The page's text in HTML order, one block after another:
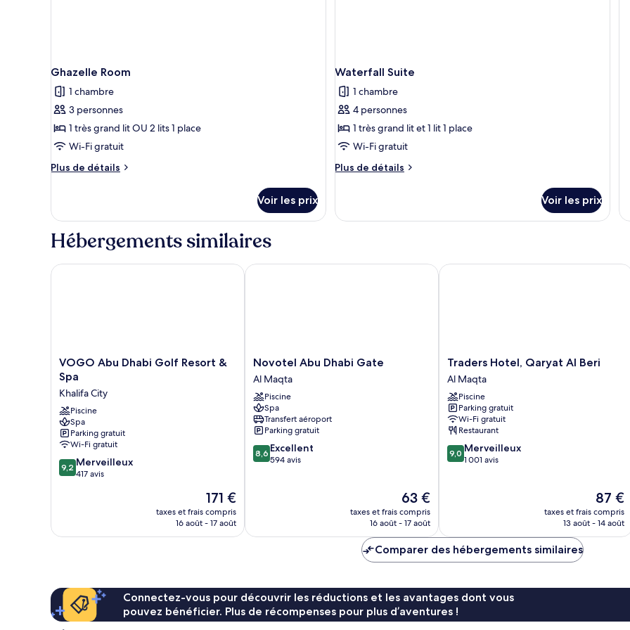
Ghazelle Room
1 chambre
3 personnes
1 très grand lit OU 2 lits 1 place
Wi-Fi gratuit
Plus de détails
Plus
le
type
de
Ghazelle
Voir les prix
Waterfall Suite
1 chambre
4 personnes
1 très grand lit et 1 lit 1 place
Wi-Fi gratuit
Plus de détails
Plus
le
Waterfall
Voir les prix
Hébergements similaires
VOGO
Abu
Dhabi
Golf
Resort
&
Spa
Khalifa
City
VOGO Abu Dhabi Golf Resort &
Spa
Khalifa City
Piscine
Spa
Parking gratuit
Wi-Fi gratuit
9.2
sur
9,2 Merveilleux
417 avis
Le
nouveau
prix
171 €
taxes et frais compris
16 août - 17 août
VOGO Abu Dhabi Golf Resort & Spa
Novotel
Abu
Dhabi
Gate
Al
Maqta
Novotel Abu Dhabi Gate
Al Maqta
Piscine
Spa
Transfert aéroport
Parking gratuit
8.6
sur
8,6 Excellent
594 avis
Le
nouveau
prix
de
63 €
63 €
taxes et frais compris
16 août - 17 août
Novotel Abu Dhabi Gate
Traders
Hotel,
Qaryat
Al
Beri
Al
Maqta
Traders Hotel, Qaryat Al Beri
Al Maqta
Piscine
Parking gratuit
Wi-Fi gratuit
Restaurant
9.0
sur
9,0 Merveilleux
1 001 avis
Le
nouveau
prix
87 €
taxes et frais compris
13 août - 14 août
Traders Hotel, Qaryat Al Beri
Comparer des hébergements similaires
Connectez-vous pour découvrir les réductions et les avantages dont vous
pouvez bénéficier. Plus de récompenses pour plus d’aventures !